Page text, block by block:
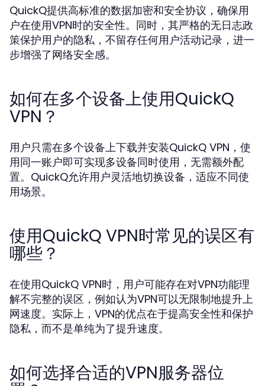
QuickQ提供高标准的数据加密和安全协议，确保用
户在使用VPN时的安全性。同时，其严格的无日志政
策保护用户的隐私，不留存任何用户活动记录，进一
步增强了网络安全感。
如何在多个设备上使用QuickQ
VPN？
用户只需在多个设备上下载并安装QuickQ VPN，使
用同一账户即可实现多设备同时使用，无需额外配
置。QuickQ允许用户灵活地切换设备，适应不同使
用场景。
使用QuickQ VPN时常见的误区有
哪些？
在使用QuickQ VPN时，用户可能存在对VPN功能理
解不完整的误区，例如认为VPN可以无限制地提升上
网速度。实际上，VPN的优点在于提高安全性和保护
隐私，而不是单纯为了提升速度。
如何选择合适的VPN服务器位